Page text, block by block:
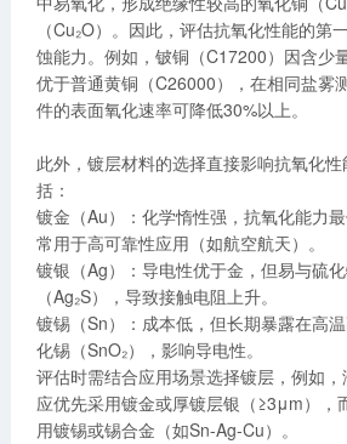
（Cu₂O）。因此，评估抗氧化性能的第
蚀能力。例如，铍铜（C17200）因含少
优于普通黄铜（C26000），在相同盐雾
件的表面氧化速率可降低30%以上。
此外，镀层材料的选择直接影响抗氧化
括：
镀金（Au）：化学惰性强，抗氧化能力
常用于高可靠性应用（如航空航天）。
镀银（Ag）：导电性优于金，但易与硫
（Ag₂S），导致接触电阻上升。
镀锡（Sn）：成本低，但长期暴露在高
化锡（SnO₂），影响导电性。
评估时需结合应用场景选择镀层，例如
应优先采用镀金或厚镀层银（≥3μm），
用镀锡或锡合金（如Sn-Ag-Cu）。